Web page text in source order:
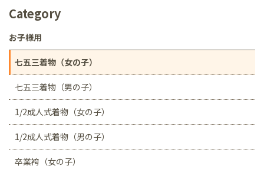
Category
お子様用
七五三着物（女の子）
七五三着物（男の子）
1/2成人式着物（女の子）
1/2成人式着物（男の子）
卒業袴（女の子）